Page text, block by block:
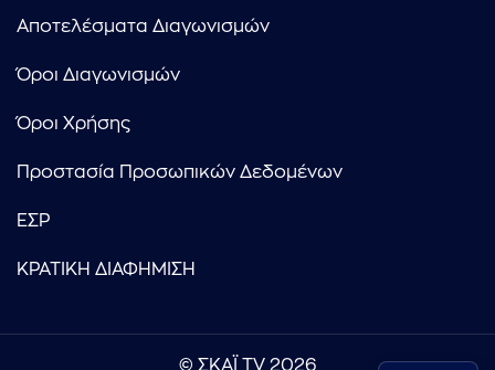
Αποτελέσματα Διαγωνισμών
Όροι Διαγωνισμών
Όροι Χρήσης
Προστασία Προσωπικών Δεδομένων
ΕΣΡ
ΚΡΑΤΙΚΗ ΔΙΑΦΗΜΙΣΗ
© ΣΚΑΪ TV 2026